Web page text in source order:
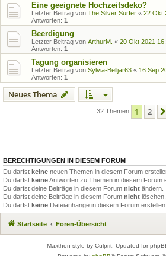
Eine geeignete Hochzeitsdeko?
Letzter Beitrag von The Silver Surfer « 22 Okt
Antworten: 1
Beerdigung
Letzter Beitrag von ArthurM. « 20 Okt 2021
Antworten: 1
Tagung organisieren
Letzter Beitrag von Sylvia-Belljar63 « 16 Sep
Antworten: 1
Neues Thema
32 Themen 1 2
BERECHTIGUNGEN IN DIESEM FORUM
Du darfst keine neuen Themen in diesem Forum
Du darfst keineAntworten zu Themen in diesem Forum
Du darfst deine Beiträge in diesem Forum nicht ändern.
Du darfst deine Beiträge in diesem Forum nicht löschen.
Du darfst keine Dateianhänge in diesem Forum erstellen.
Startseite Foren-Übersicht
Maxthon style by Culprit. Updated for